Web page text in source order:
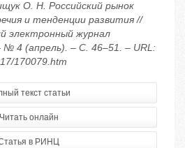
О. Н. Российский рынок
и тенденции развития //
электронный журнал
4 (апрель). – С. 46–51. – URL:
170079.htm
текст статьи
Читать онлайн
в РИНЦ